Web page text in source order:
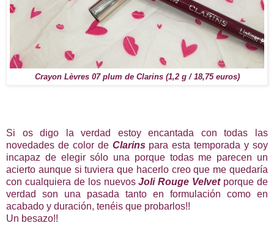
Crayon Lèvres 07 plum de Clarins (1,2 g / 18,75 euros)
Si os digo la verdad estoy encantada con todas las
novedades de color de Clarinspara esta temporada y soy
incapaz de elegir sólo una porque todas me parecen un
acierto aunque si tuviera que hacerlo creo que me quedaría
con cualquiera de los nuevosJoli Rouge Velvetporque de
verdad son una pasada tanto en formulación como en
acabado y duración, tenéis que probarlos!!
Un besazo!!